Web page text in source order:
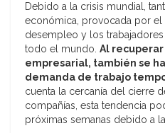
Debido a la crisis mundial,
económica, provocada por el
desempleo y los trabajadores
todo el mundo. Al recuperar
empresarial, también se
demanda de trabajo
cuenta la cercanía del cierre
compañías, esta tendencia
próximas semanas debido a